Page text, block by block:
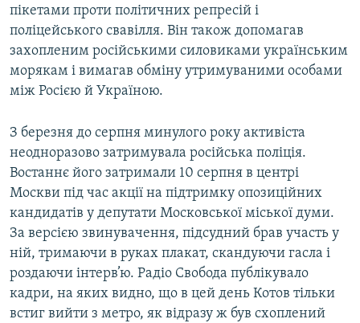
пікетами проти політичних репресій і
поліцейського свавілля. Він також допомагав
захопленим російськими силовиками українським
морякам і вимагав обміну утримуваними особами
між Росією й Україною.
З березня до серпня минулого року активіста
неодноразово затримувала російська поліція.
Востаннє його затримали 10 серпня в центрі
Москви під час акції на підтримку опозиційних
кандидатів у депутати Московської міської думи.
За версією звинувачення, підсудний брав участь у
ній, тримаючи в руках плакат, скандуючи гасла і
роздаючи інтерв’ю. Радіо Свобода публікувало
кадри, на яких видно, що в цей день Котов тільки
встиг вийти з метро, як відразу ж був схоплений